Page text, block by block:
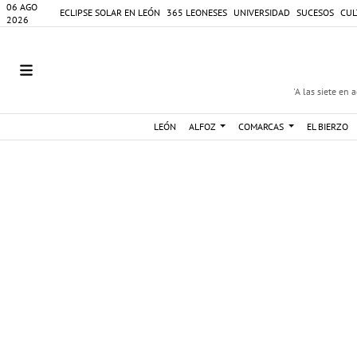
06 AGO
2026
ECLIPSE SOLAR EN LEÓN 365 LEONESES UNIVERSIDAD SUCESOS
'A las siete en
LEÓN ALFOZ COMARCAS EL BIERZO